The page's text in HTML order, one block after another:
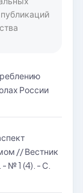
России
// Вестник
- № 1 (4). - С.